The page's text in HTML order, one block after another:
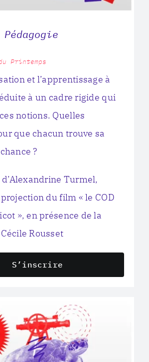
Printemps
et l’apprentissage à
à un cadre rigide qui
notions. Quelles
que chacun trouve sa
?
Turmel,
du film « le COD
», en présence de la
Rousset
S’inscrire